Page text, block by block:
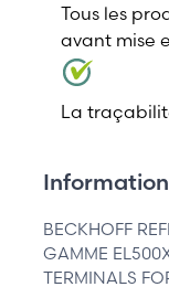
Tous les
avant mise
La
BECKHOFF
GAMME
TERMINALS